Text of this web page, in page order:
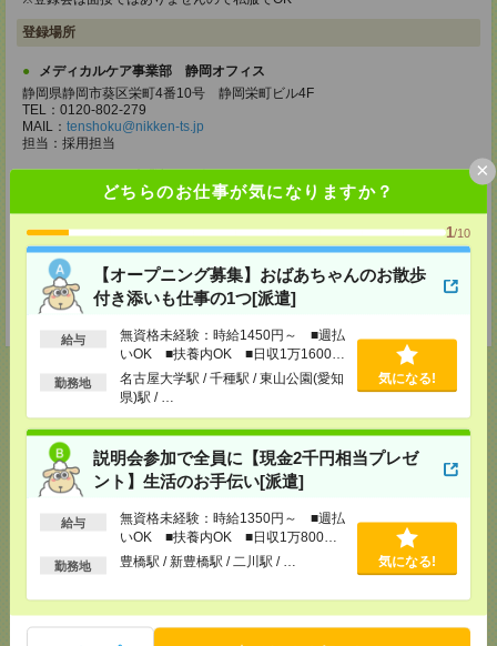
どちらのお仕事が気になりますか？
1/10
【オープニング募集】おばあちゃんのお散歩
付き添いも仕事の1つ[派遣]
給与
無資格未経験：時給1450円～ ■週払
いOK ■扶養内OK ■日収1万1600円
以上
勤務地
名古屋大学駅 / 千種駅 / 東山公園(愛知
県)駅 / …
気になる!
説明会参加で全員に【現金2千円相当プレゼ
ント】生活のお手伝い[派遣]
給与
無資格未経験：時給1350円～ ■週払
いOK ■扶養内OK ■日収1万800円
以上
勤務地 豊橋駅 / 新豊橋駅 / 二川駅 / … 気になる!
×
登録場所
メディカルケア事業部 静岡オフィス
静岡県静岡市葵区栄町4番10号 静岡栄町ビル4F
TEL：0120-802-279
MAIL： tenshoku@nikken-ts.jp
担当：採用担当
静岡県三島市一番町18-22 アーサーファーストビル701
TEL：0120-633-453
MAIL：tenshoku@nikken-ts.jp
担当：採用担当
登録交通費
★今ならご来社登録でQUOカード2000円分をプレゼント中★
応募ページへ
気になる！ 電話応募